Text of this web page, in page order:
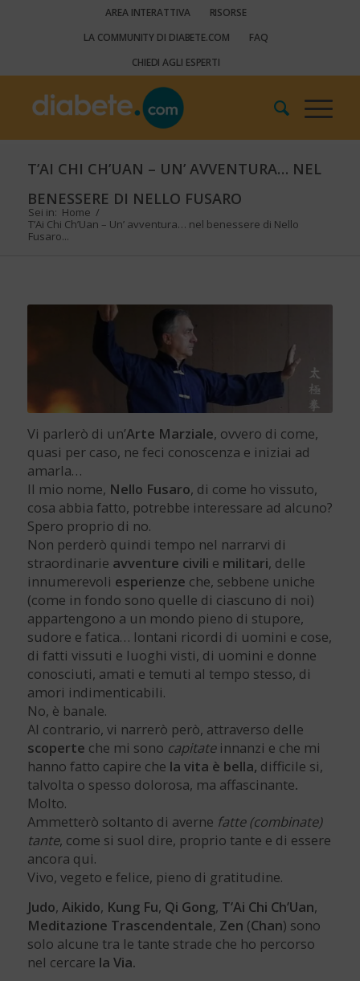
AREA INTERATTIVA
RISORSE
LA COMMUNITY DI DIABETE.COM
FAQ
CHIEDI AGLI ESPERTI
T’AI CHI CH’UAN – UN’ AVVENTURA… NEL
BENESSERE DI NELLO FUSARO
Sei in: Home /
T’Ai Chi Ch’Uan – Un’ avventura… nel benessere di Nello
Fusaro...
Vi parlerò di un’Arte Marziale, ovvero di come,
quasi per caso, ne feci conoscenza e iniziai ad
amarla…
Il mio nome, Nello Fusaro, di come ho vissuto,
cosa abbia fatto, potrebbe interessare ad alcuno?
Spero proprio di no.
Non perderò quindi tempo nel narrarvi di
straordinarie avventure civili e militari, delle
innumerevoli esperienze che, sebbene uniche
(come in fondo sono quelle di ciascuno di noi)
appartengono a un mondo pieno di stupore,
sudore e fatica… lontani ricordi di uomini e cose,
di fatti vissuti e luoghi visti, di uomini e donne
conosciuti, amati e temuti al tempo stesso, di
amori indimenticabili.
No, è banale.
Al contrario, vi narrerò però, attraverso delle
scoperte che mi sono capitateinnanzi e che mi
hanno fatto capire che la vita è bella, difficile si,
talvolta o spesso dolorosa, ma affascinante.
Molto.
Ammetterò soltanto di averne fatte (combinate)
tante, come si suol dire, proprio tante e di essere
ancora qui.
Vivo, vegeto e felice, pieno di gratitudine.
Judo, Aikido, Kung Fu, Qi Gong, T’Ai Chi Ch’Uan,
Meditazione Trascendentale, Zen (Chan) sono
solo alcune tra le tante strade che ho percorso
nel cercare la Via.